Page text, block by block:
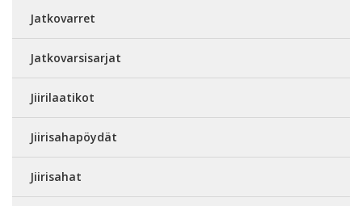
Jatkovarret
Jatkovarsisarjat
Jiirilaatikot
Jiirisahapöydät
Jiirisahat